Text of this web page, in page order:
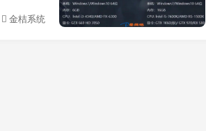
金桔系统